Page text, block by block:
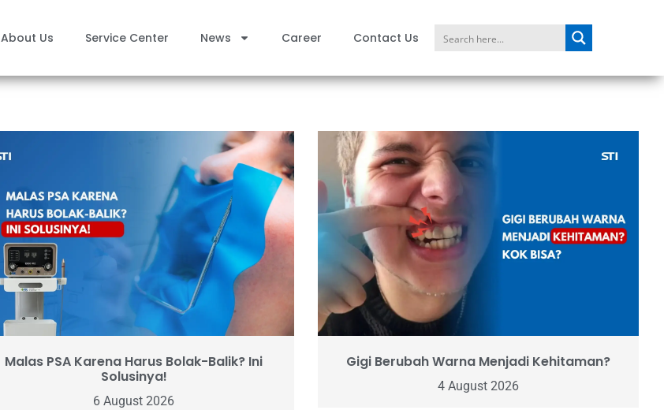
About Us Service Center News Career Contact Us
Malas PSA Karena Harus Bolak-Balik? Ini
Solusinya!
6 August 2026
Gigi Berubah Warna Menjadi Kehitaman?
4 August 2026